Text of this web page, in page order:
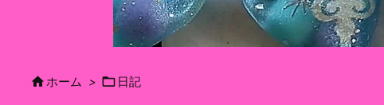
ホーム >  日記